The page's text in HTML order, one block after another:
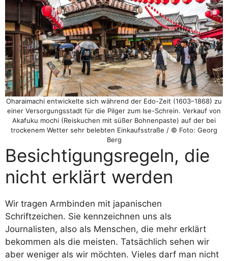
Oharaimachi entwickelte sich während der Edo-Zeit (1603–1868) zu
einer Versorgungsstadt für die Pilger zum Ise-Schrein. Verkauf von
Akafuku mochi (Reiskuchen mit süßer Bohnenpaste) auf der bei
trockenem Wetter sehr belebten Einkaufsstraße / © Foto: Georg
Berg
Besichtigungsregeln, die
nicht erklärt werden
Wir tragen Armbinden mit japanischen
Schriftzeichen. Sie kennzeichnen uns als
Journalisten, also als Menschen, die mehr erklärt
bekommen als die meisten. Tatsächlich sehen wir
aber weniger als wir möchten. Vieles darf man nicht